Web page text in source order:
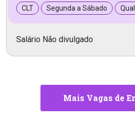
CLT Segunda a Sábado
Salário Não divulgado
Mais Vagas de